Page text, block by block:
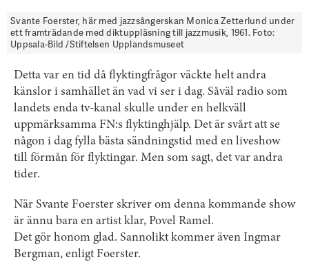
Svante Foerster, här med jazzsångerskan Monica Zetterlund under
ett framträdande med diktuppläsning till jazzmusik, 1961. Foto:
Uppsala-Bild /Stiftelsen Upplandsmuseet
Detta var en tid då flyktingfrågor väckte helt andra
känslor i samhället än vad vi ser i dag. Såväl radio som
landets enda tv-kanal skulle under en helkväll
uppmärksamma FN:s flyktinghjälp. Det är svårt att se
någon i dag fylla bästa sändningstid med en liveshow
till förmån för flyktingar. Men som sagt, det var andra
tider.
När Svante Foerster skriver om denna kommande show
är ännu bara en artist klar, Povel Ramel.
Det gör honom glad. Sannolikt kommer även Ingmar
Bergman, enligt Foerster.